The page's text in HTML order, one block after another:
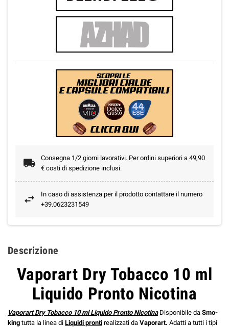
Consegna 1/2 giorni lavorativi. Per ordini superiori a 49,90
€ costi di spedizione inclusi.
In caso di assistenza per il prodotto contattare il numero
+39.0623231549
Descrizione
Vaporart Dry Tobacco 10 ml
Liquido Pronto Nicotina
Vaporart Dry Tobacco 10 ml Liquido Pronto NicotinaDisponibile da Smo-
king tutta la linea di Liquidi pronti realizzati da Vaporart. Adatti a tutti i tipi